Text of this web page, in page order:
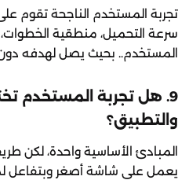
تجربة المستخدم الناجحة تقوم
سرعة التحميل، منطقية
المستخدم.. بحيث يصل لهدفه دون
9. هل تجربة المستخدم
والتطبيق؟
المبادئ الأساسية واحدة، لكن
يعمل على شاشة أصغر